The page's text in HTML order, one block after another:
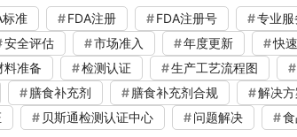
标准 FDA注册 FDA注册号 专业服
安全评估 市场准入 年度更新 快
料准备 检测认证 生产工艺流程图
膳食补充剂 膳食补充剂合规 解决方
贝斯通检测认证中心 问题解决